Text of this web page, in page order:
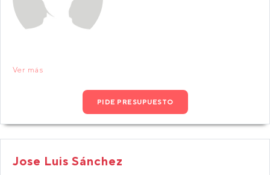
Ver más
PIDE PRESUPUESTO
Jose Luis Sánchez